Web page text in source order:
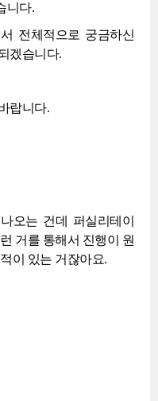
니다.
전체적으로 궁금하신
겠습니다.
랍니다.
오는 건데 퍼실리테이
거를 통해서 진행이 원
이 있는 거잖아요.